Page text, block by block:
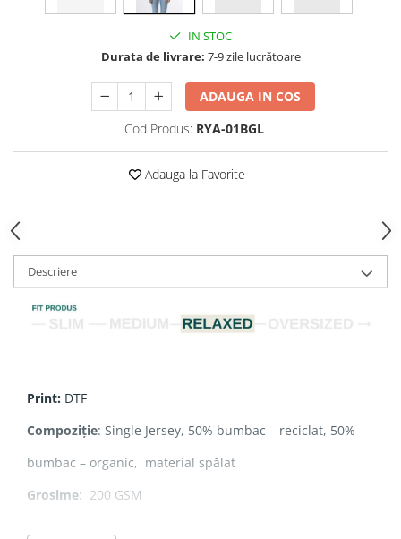
IN STOC
Durata de livrare: 7-9 zile lucrătoare
ADAUGA IN COS
Cod Produs: RYA-01BGL
Adauga la Favorite
Descriere
Print: DTF
Compoziție: Single Jersey, 50% bumbac – reciclat, 50%
bumbac – organic, material spălat
Grosime: 200 GSM